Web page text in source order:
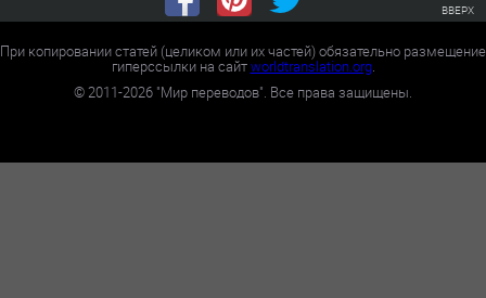
ВВЕРХ
При копировании статей (целиком или их частей) обязательно размещение
гиперссылки на сайтworldtranslation.org.
©2011-2026 "Мир переводов". Все права защищены.